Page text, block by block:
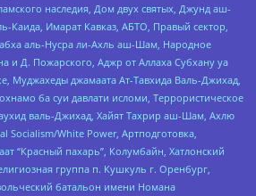
наследия, Дом двух святых, Джунд аш-
Каида, Имарат Кавказ, АБТО, Правый сектор,
аль-Нусра ли-Ахль аш-Шам, Народное
и Д. Пожарского, Аджр от Аллаха Субхану уа
Муджахеды джамаата Ат-Тавхида Валь-Джихад,
ба суи давлати исломи, Террористическое
валь-Джихад, Хайят Тахрир аш-Шам, Ахлю
Socialism/White Power, Артподготовка,
“Красный пахарь”, Колумбайн, Хатлонский
группа п. Кушкуль г. Оренбург,
батальон имени Номана